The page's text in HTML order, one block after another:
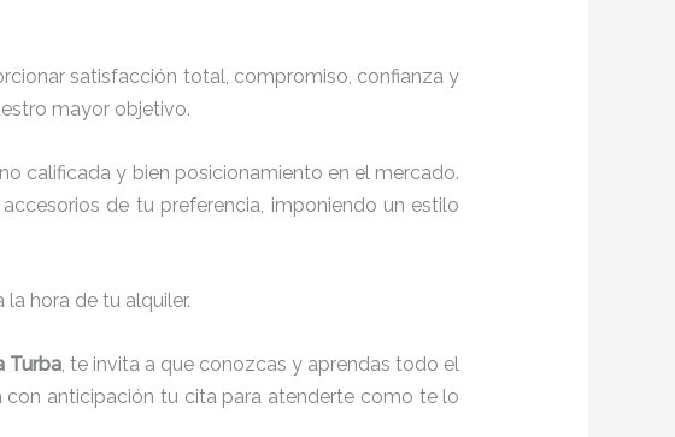
satisfacción total, compromiso, confianza y
mayor objetivo.
calificada y bien posicionamiento en el mercado.
de tu preferencia, imponiendo un estilo
hora de tu alquiler.
Turba, te invita a que conozcas y aprendas todo el
anticipación tu cita para atenderte como te lo